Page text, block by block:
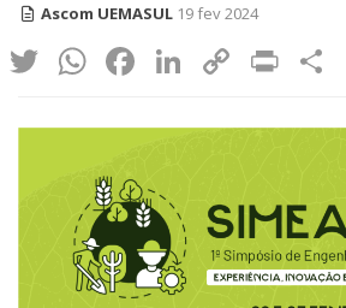
Ascom UEMASUL 19 fev 2024
Twitter
WhatsApp
Facebook
LinkedIn
CopyPrint